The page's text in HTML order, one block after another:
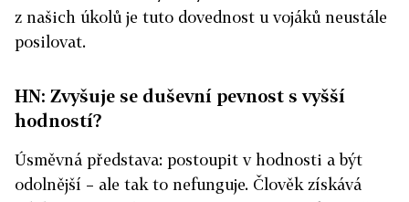
z našich úkolů je tuto dovednost u vojáků neustále
posilovat.
HN: Zvyšuje se duševní pevnost s vyšší
hodností?
Úsměvná představa: postoupit v hodnosti a být
odolnější – ale tak to nefunguje. Člověk získává